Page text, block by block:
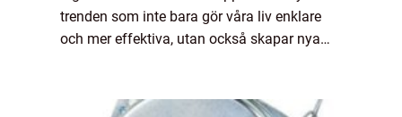
trenden som inte bara gör våra liv enklare
och mer effektiva, utan också skapar nya